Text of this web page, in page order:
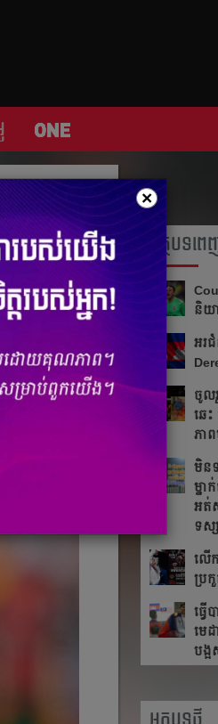
យនេះ
អត្ថបទព
និយ
អរ​
ចូល
ឆេ
ភា
មិន
ម្ន
អត់
ទស្
លើក​
ប្រ
ធ្វើ
មេ
បង្អ
អត្ថបទថ្មី
×